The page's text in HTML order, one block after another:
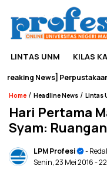
LINTAS UNM KILAS
News] Perpustakaan
Home / Headline News / Lintas
Hari Pertama
Syam:
LPM Profesi
-
Senin, 23 Mei 2016-